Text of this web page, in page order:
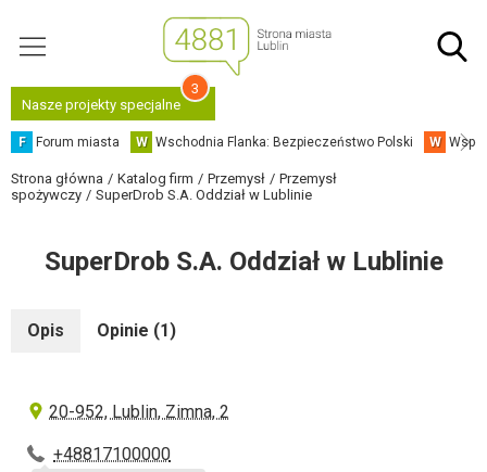
Nasze projekty specjalne
3
F Forum miasta W Wschodnia Flanka: Bezpieczeństwo Polski W
Strona główna Katalog firm Przemysł
Przemysł
spożywczy
SuperDrob S.A. Oddział w Lublinie
SuperDrob S.A. Oddział w Lublinie
Opis Opinie (1)
20-952, Lublin, Zimna, 2
+48817100000